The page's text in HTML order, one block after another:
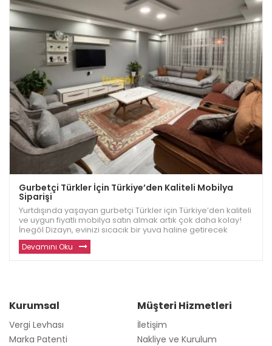
Gurbetçi Türkler İçin Türkiye’den Kaliteli Mobilya
Siparişi
Yurtdışında yaşayan gurbetçi Türkler için Türkiye’den kaliteli
ve uygun fiyatlı mobilya satın almak artık çok daha kolay!
İnegöl Dizayn, evinizi sıcacık bir yuva haline getirecek
dayanıklı ve modern mobilyalar sunuyor. Avrupa ve diğer
ülkelerde yaşayan gu
Devamını Oku
Kurumsal
Vergi Levhası
Marka Patenti
Müşteri Hizmetleri
İletişim
Nakliye ve Kurulum